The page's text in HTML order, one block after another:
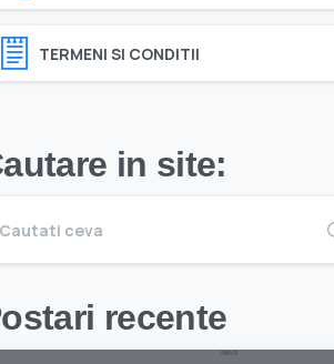
TERMENI SI CONDITII
in site:
recente